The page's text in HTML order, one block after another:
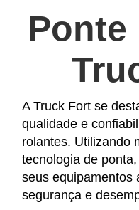
Ponte
A Truck Fort se
qualidade e
rolantes. Utilizando
tecnologia de
seus equipamentos
segurança e